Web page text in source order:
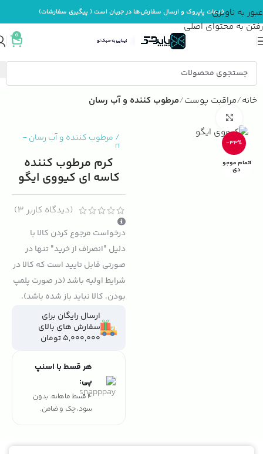
عبور به ناوبری
رفتن به محتوای اصلی
خدمات پاپروک و ارسال سفارش‌ها در جریان است ( پیگیری سفارشات)
0
خانه مراقبت پوست مرطوب کننده و آب رسان
-33%
اتمام موجو
دی
/ مرطوب کننده و آب رسان-
n
کرم مرطوب کننده
کاسه ای کیووی ایگو
(دیدگاه کاربر 3
)
درخواست مرجوع کردن کالا با
دلیل "انصراف از خرید" تنها در
صورتی قابل تایید است که کالا در
شرایط اولیه باشد (در صورت پلمپ
بودن، کالا نباید باز شده باشد).
ارسال رایگان برای
سفارش های بالای
5,000,000 تومان
هر قسط با اسنپ
پی:
4 قسط ماهانه. بدون
سود، چک و ضامن.